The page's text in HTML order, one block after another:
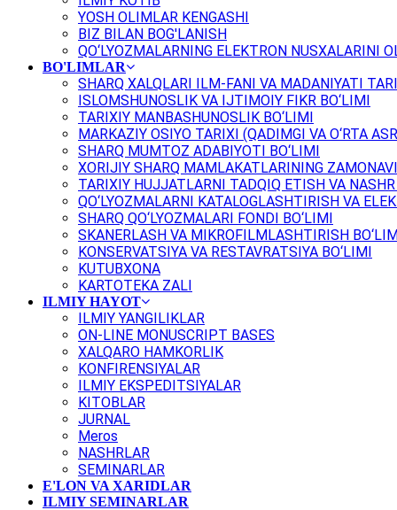
YOSH OLIMLAR KENGASHI
BIZ BILAN BOG'LANISH
QO‘LYOZMALARNING ELEKTRON NUSXALARINI
BO'LIMLAR
SHARQ XALQLARI ILM-FANI VA MADANIYATI
ISLOMSHUNOSLIK VA IJTIMOIY FIKR BO‘LIMI
TARIXIY MANBASHUNOSLIK BO‘LIMI
MARKAZIY OSIYO TARIXI (QADIMGI VA O‘RTA
SHARQ MUMTOZ ADABIYOTI BO‘LIMI
XORIJIY SHARQ MAMLAKATLARINING
TARIXIY HUJJATLARNI TADQIQ ETISH VA
QO‘LYOZMALARNI KATALOGLASHTIRISH VA
SHARQ QO‘LYOZMALARI FONDI BO‘LIMI
SKANERLASH VA MIKROFILMLASHTIRISH
KONSERVATSIYA VA RESTAVRATSIYA BO‘LIMI
KUTUBXONA
KARTOTEKA ZALI
ILMIY HAYOT
ILMIY YANGILIKLAR
ON-LINE MONUSCRIPT BASES
XALQARO HAMKORLIK
KONFIRENSIYALAR
ILMIY EKSPEDITSIYALAR
KITOBLAR
JURNAL
Meros
NASHRLAR
SEMINARLAR
E'LON VA XARIDLAR
ILMIY SEMINARLAR